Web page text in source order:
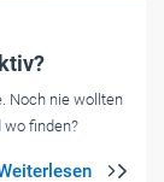
Noch nie wollten
wo finden?